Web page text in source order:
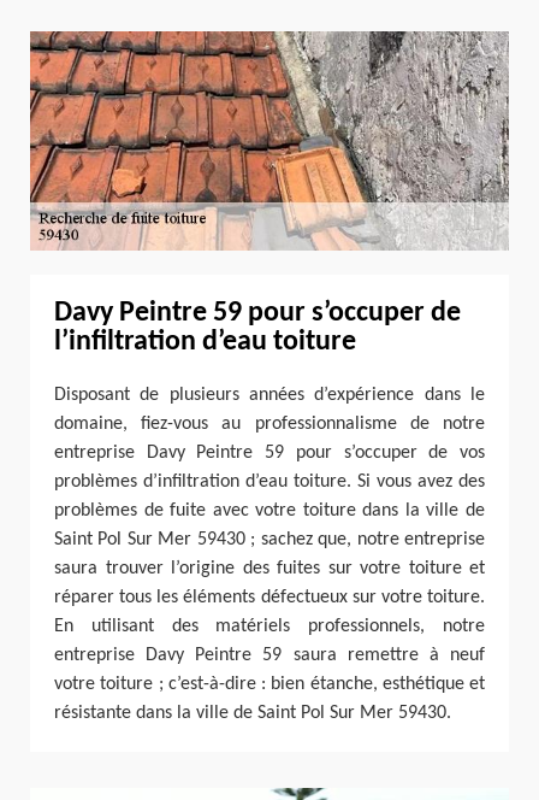
Davy Peintre 59 pour s’occuper de
l’infiltration d’eau toiture
Disposant de plusieurs années d’expérience dans le
domaine, fiez-vous au professionnalisme de notre
entreprise Davy Peintre 59 pour s’occuper de vos
problèmes d’infiltration d’eau toiture. Si vous avez des
problèmes de fuite avec votre toiture dans la ville de
Saint Pol Sur Mer 59430 ; sachez que, notre entreprise
saura trouver l’origine des fuites sur votre toiture et
réparer tous les éléments défectueux sur votre toiture.
En utilisant des matériels professionnels, notre
entreprise Davy Peintre 59 saura remettre à neuf
votre toiture ; c’est-à-dire : bien étanche, esthétique et
résistante dans la ville de Saint Pol Sur Mer 59430.